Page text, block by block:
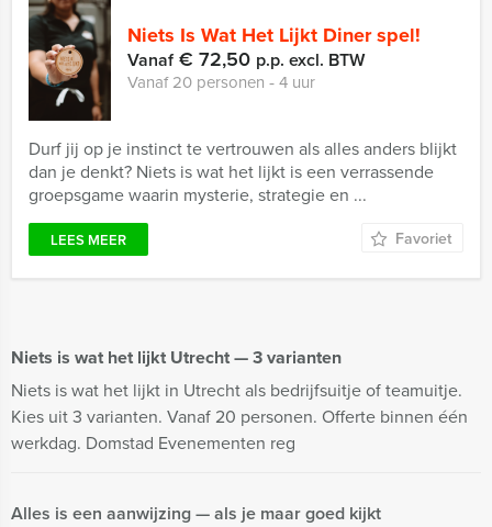
Niets is wat het lijkt Utrecht — 3 varianten
Niets is wat het lijkt in Utrecht als bedrijfsuitje of teamuitje.
Kies uit 3 varianten. Vanaf 20 personen. Offerte binnen één
werkdag. Domstad Evenementen reg
Niets Is Wat Het Lijkt Diner spel!
Vanaf€ 72,50 p.p. excl. BTW
Vanaf 20 personen ‐ 4 uur
Durf jij op je instinct te vertrouwen als alles anders blijkt
dan je denkt? Niets is wat het lijkt is een verrassende
groepsgame waarin mysterie, strategie en ...
LEES MEER Favoriet
Alles is een aanwijzing — als je maar goed kijkt